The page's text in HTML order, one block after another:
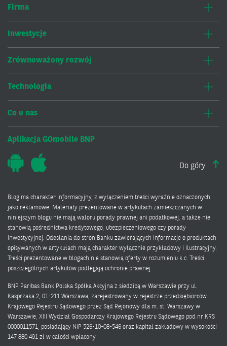
Firma
Inwestycje
Zrównoważony rozwój
Technologia
Co u nas
Aplikacja GOmobile BNP
Do góry
Blog ma charakter informacyjny, z wyłączeniem treści wyraźnie oznaczonych
jako reklamowe. Materiały prezentowane w artykułach zamieszczanych w
niniejszym blogu nie mają waloru porady prawnej ani podatkowej, a także nie
stanowią pośrednictwa kredytowego, ubezpieczeniowego czy porady
inwestycyjnej. Odesłania do stron Banku zawierających informacje o produktach
opisywanych w artykułach mają charakter wyłącznie przykładowy i ilustracyjny.
Treści prezentowane w blogach nie stanowią oferty w rozumieniu k.c. Treści
poszczególnych artykułów podlegają ochronie prawnej.
BNP Paribas Bank Polska Spółka Akcyjna z siedzibą w Warszawie przy ul.
Kasprzaka 2, 01-211 Warszawa, zarejestrowany w rejestrze przedsiębiorców
Krajowego Rejestru Sądowego przez Sąd Rejonowy dla m. st. Warszawy w
Warszawie, XIII Wydział Gospodarczy Krajowego Rejestru Sądowego pod nr KRS
0000011571, posiadający NIP 526-10-08-546 oraz kapitał zakładowy w wysokości
147 880 491 zł w całości wpłacony.